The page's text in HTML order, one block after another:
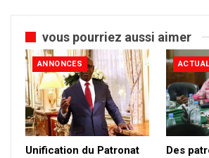
vous pourriez aussi aimer
ANNONCES
Unification du Patronat
Des